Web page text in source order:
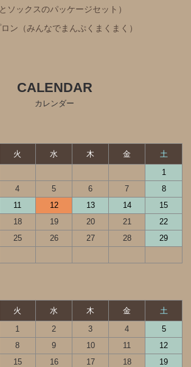
ソックスのパッケージセット）
ン（みんなでまんぷくまくまく）
CALENDAR
カレンダー
火 水 木 金
土
1
4 5 6 7
8
11 12 13 14
15
18 19 20 21
22
25 26 27 28
29
火 水 木 金
土
1
2 3 4
5
8 9 10 11
12
15 16 17 18
19